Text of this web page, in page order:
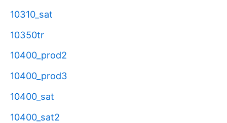
10310_sat
10350tr
10400_prod2
10400_prod3
10400_sat
10400_sat2